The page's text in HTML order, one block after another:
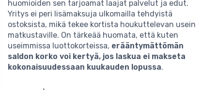
huomioiden sen tarjoamat laajat palvelut ja edut.
Yritys ei peri lisämaksuja ulkomailla tehdyistä
ostoksista, mikä tekee kortista houkuttelevan usein
matkustaville. On tärkeää huomata, että kuten
useimmissa luottokorteissa, erääntymättömän
saldon korko voi kertyä, jos laskua ei makseta
kokonaisuudessaan kuukauden lopussa.